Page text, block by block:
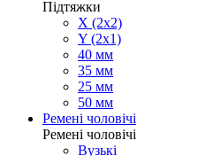
Підтяжки
X (2x2)
Y (2x1)
40 мм
35 мм
25 мм
50 мм
Ремені чоловічі
Ремені чоловічі
Вузькі